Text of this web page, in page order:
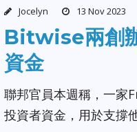
Jocelyn 13 Nov 2023
Bitwise兩創
資金
聯邦官員本週稱，一家
投資者資金，用於支撐